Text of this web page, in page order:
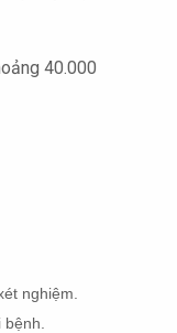
40.000
nghiệm.